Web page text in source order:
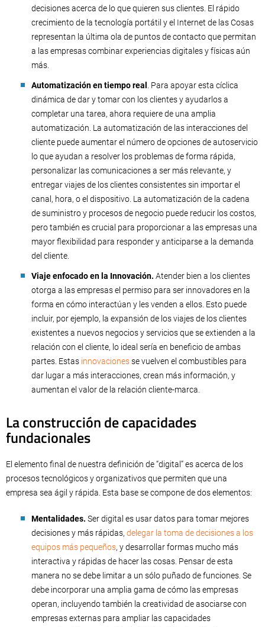
decisiones acerca de lo que quieren sus clientes. El rápido
crecimiento de la tecnología portátil y el Internet de las Cosas
representan la última ola de puntos de contacto que permitan
a las empresas combinar experiencias digitales y físicas aún
más.
Automatización en tiempo real
. Para apoyar esta cíclica
dinámica de dar y tomar con los clientes y ayudarlos a
completar una tarea, ahora requiere de una amplia
automatización. La automatización de las interacciones del
cliente puede aumentar el número de opciones de autoservicio
lo que ayudan a resolver los problemas de forma rápida,
personalizar las comunicaciones a ser más relevante, y
entregar viajes de los clientes consistentes sin importar el
canal, hora, o el dispositivo. La automatización de la cadena
de suministro y procesos de negocio puede reducir los costos,
pero también es crucial para proporcionar a las empresas una
mayor flexibilidad para responder y anticiparse a la demanda
del cliente.
Viaje enfocado en la Innovación. Atender bien a los clientes
otorga a las empresas el permiso para ser innovadores en la
forma en cómo interactúan y les venden a ellos. Esto puede
incluir, por ejemplo, la expansión de los viajes de los clientes
existentes a nuevos negocios y servicios que se extienden a la
relación con el cliente, lo ideal sería en beneficio de ambas
partes. Estas innovacionesse vuelven el combustibles para
dar lugar a más interacciones, crean más información, y
aumentan el valor de la relación cliente-marca.
La construcción de capacidades
fundacionales
El elemento final de nuestra definición de “digital” es acerca de los
procesos tecnológicos y organizativos que permiten que una
empresa sea ágil y rápida. Esta base se compone de dos elementos:
Mentalidades. Ser digital es usar datos para tomar mejores
decisiones y más rápidas, delegar la toma de decisiones a los
equipos más pequeños, y desarrollar formas mucho más
interactiva y rápidas de hacer las cosas. Pensar de esta
manera no se debe limitar a un sólo puñado de funciones. Se
debe incorporar una amplia gama de cómo las empresas
operan, incluyendo también la creatividad de asociarse con
empresas externas para ampliar las capacidades